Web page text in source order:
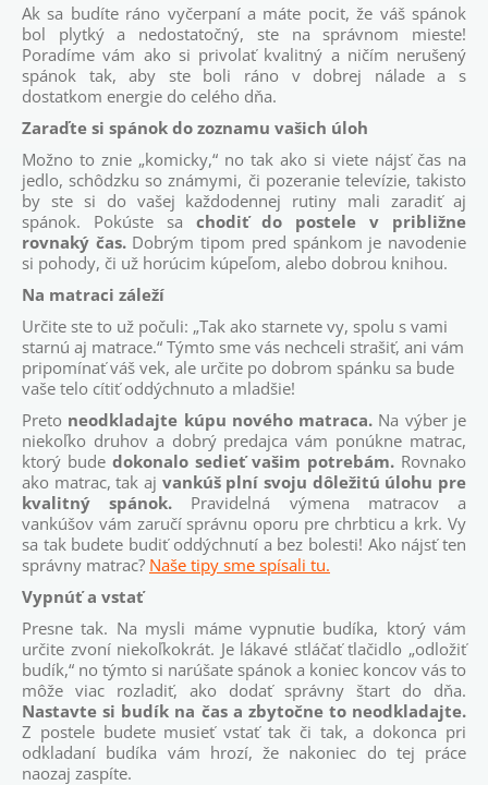
Ak sa budíte ráno vyčerpaní a máte pocit, že váš spánok
bol plytký a nedostatočný, ste na správnom mieste!
Poradíme vám ako si privolať kvalitný a ničím nerušený
spánok tak, aby ste boli ráno v dobrej nálade a s
dostatkom energie do celého dňa.
Zaraďte si spánok do zoznamu vašich úloh
Možno to znie „komicky,“ no tak ako si viete nájsť čas na
jedlo, schôdzku so známymi, či pozeranie televízie, takisto
by ste si do vašej každodennej rutiny mali zaradiť aj
spánok. Pokúste sa chodiť do postele v približne
rovnaký čas. Dobrým tipom pred spánkom je navodenie
si pohody, či už horúcim kúpeľom, alebo dobrou knihou.
Na matraci záleží
Určite ste to už počuli: „Tak ako starnete vy, spolu s vami
starnú aj matrace.“ Týmto sme vás nechceli strašiť, ani vám
pripomínať váš vek, ale určite po dobrom spánku sa bude
vaše telo cítiť oddýchnuto a mladšie!
Preto neodkladajte kúpu nového matraca. Na výber je
niekoľko druhov a dobrý predajca vám ponúkne matrac,
ktorý bude dokonalo sedieť vašim potrebám. Rovnako
ako matrac, tak aj vankúš plní svoju dôležitú úlohu pre
kvalitný spánok. Pravidelná výmena matracov a
vankúšov vám zaručí správnu oporu pre chrbticu a krk. Vy
sa tak budete budiť oddýchnutí a bez bolesti! Ako nájsť ten
správny matrac? Naše tipy sme spísali tu.
Vypnúť a vstať
Presne tak. Na mysli máme vypnutie budíka, ktorý vám
určite zvoní niekoľkokrát. Je lákavé stláčať tlačidlo „odložiť
budík,“ no týmto si narúšate spánok a koniec koncov vás to
môže viac rozladiť, ako dodať správny štart do dňa.
Nastavte si budík na čas a zbytočne to neodkladajte.
Z postele budete musieť vstať tak či tak, a dokonca pri
odkladaní budíka vám hrozí, že nakoniec do tej práce
naozaj zaspíte.